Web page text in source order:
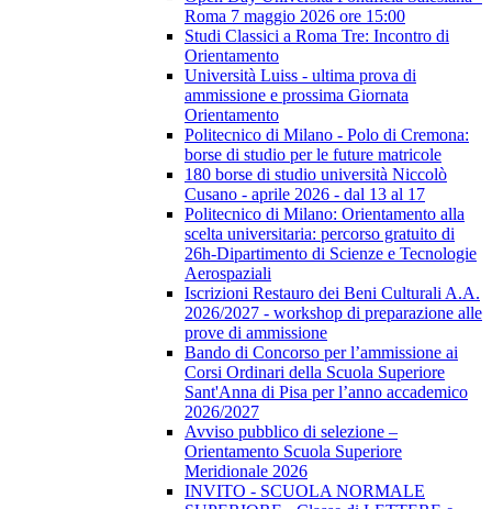
Roma 7 maggio 2026 ore 15:00
Studi Classici a Roma Tre: Incontro di
Orientamento
Università Luiss - ultima prova di
ammissione e prossima Giornata
Orientamento
Politecnico di Milano - Polo di Cremona:
borse di studio per le future matricole
180 borse di studio università Niccolò
Cusano - aprile 2026 - dal 13 al 17
Politecnico di Milano: Orientamento alla
scelta universitaria: percorso gratuito di
26h-Dipartimento di Scienze e Tecnologie
Aerospaziali
Iscrizioni Restauro dei Beni Culturali A.A.
2026/2027 - workshop di preparazione alle
prove di ammissione
Bando di Concorso per l’ammissione ai
Corsi Ordinari della Scuola Superiore
Sant'Anna di Pisa per l’anno accademico
2026/2027
Avviso pubblico di selezione –
Orientamento Scuola Superiore
Meridionale 2026
INVITO - SCUOLA NORMALE